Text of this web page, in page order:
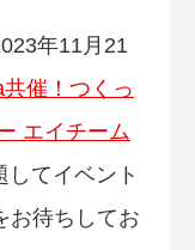
年11月21
共催！つくっ
エイチーム
してイベント
お待ちしてお